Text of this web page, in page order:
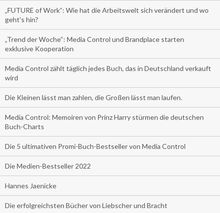
„FUTURE of Work”: Wie hat die Arbeitswelt sich verändert und wo
geht’s hin?
„Trend der Woche“: Media Control und Brandplace starten
exklusive Kooperation
Media Control zählt täglich jedes Buch, das in Deutschland verkauft
wird
Die Kleinen lässt man zahlen, die Großen lässt man laufen.
Media Control: Memoiren von Prinz Harry stürmen die deutschen
Buch-Charts
Die 5 ultimativen Promi-Buch-Bestseller von Media Control
Die Medien-Bestseller 2022
Hannes Jaenicke
Die erfolgreichsten Bücher von Liebscher und Bracht